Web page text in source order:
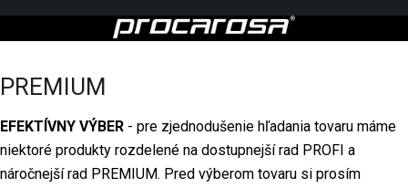
PREMIUM
EFEKTÍVNY VÝBER - pre zjednodušenie hľadania tovaru máme
niektoré produkty rozdelené na dostupnejší rad PROFI a
náročnejší rad PREMIUM. Pred výberom tovaru si prosím